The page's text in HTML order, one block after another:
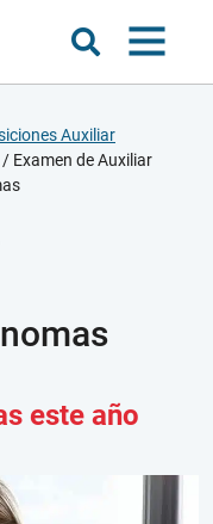
Auxiliar
/ Examen de Auxiliar
este año